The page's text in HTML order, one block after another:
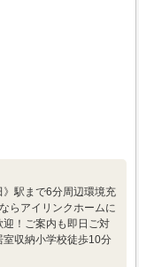
駅まで6分周辺環境充
アイリンクホームに
！ご案内も即日ご対
室収納小学校徒歩10分